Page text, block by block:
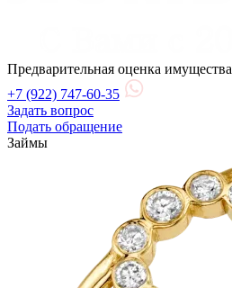
Предварительная оценка имущества
+7 (922) 747-60-35
Задать вопрос
Подать обращение
Займы